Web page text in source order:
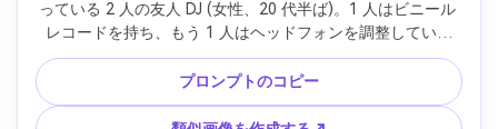
っている 2 人の友人 DJ (女性、20 代半ば)。1 人はビニール
レコードを持ち、もう 1 人はヘッドフォンを調整していま
す。イベント タイトルにモダンなセリフ レタリングが施さ
れた垂直パーティー ポスターとしてデザインされており、時
間と住所のサンセリフの詳細がサポートされています。タイ
プロンプトのコピー